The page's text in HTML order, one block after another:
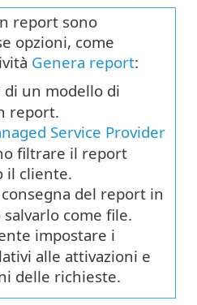
report sono
opzioni, come
Genera report:
di un modello di
report.
Service Provider
filtrare il report
il cliente.
del report in
salvarlo come file.
impostare i
alle attivazioni e
delle richieste.